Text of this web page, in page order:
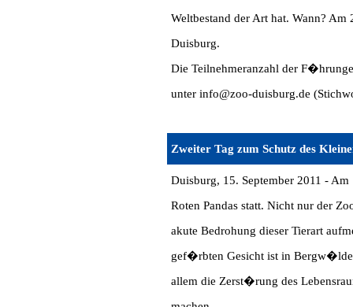
Weltbestand der Art hat. Wann?
Duisburg.
Die Teilnehmeranzahl der
unter info@zoo-duisburg.de
Zweiter Tag zum Schutz des
Duisburg, 15. September 2011 -
Roten Pandas statt. Nicht nur der
akute Bedrohung dieser Tierart
gef�rbten Gesicht ist in
allem die Zerst�rung des